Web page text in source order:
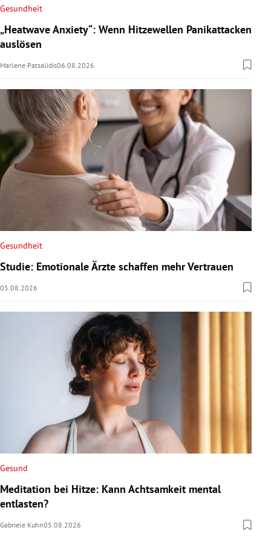
Gesundheit
„Heatwave Anxiety“: Wenn Hitzewellen Panikattacken
auslösen
Marlene Patsalidis06.08.2026
Gesundheit
Studie: Emotionale Ärzte schaffen mehr Vertrauen
05.08.2026
Gesund
Meditation bei Hitze: Kann Achtsamkeit mental
entlasten?
Gabriele Kuhn05.08.2026